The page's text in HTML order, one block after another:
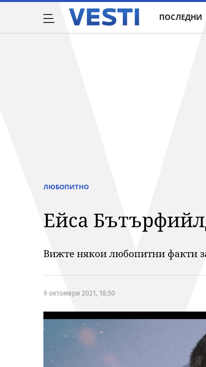
ПОСЛЕДНИ
ЛЮБОПИТНО
Ейса
Вижте някои любопитни факти
9 октомври 2021, 18:50